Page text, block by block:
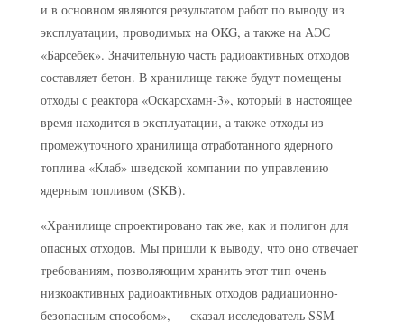
и в основном являются результатом работ по выводу из
эксплуатации, проводимых на OKG, а также на АЭС
«Барсебек». Значительную часть радиоактивных отходов
составляет бетон. В хранилище также будут помещены
отходы с реактора «Оскарсхамн-3», который в настоящее
время находится в эксплуатации, а также отходы из
промежуточного хранилища отработанного ядерного
топлива «Клаб» шведской компании по управлению
ядерным топливом (SKB).
«Хранилище спроектировано так же, как и полигон для
опасных отходов. Мы пришли к выводу, что оно отвечает
требованиям, позволяющим хранить этот тип очень
низкоактивных радиоактивных отходов радиационно-
безопасным способом», — сказал исследователь SSM